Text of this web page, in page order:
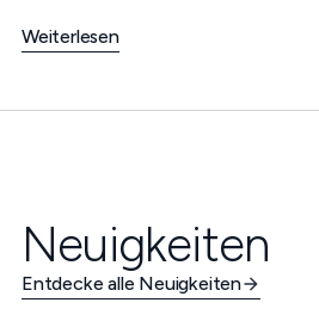
Weiterlesen
Neuigkeiten
Entdecke alle Neuigkeiten